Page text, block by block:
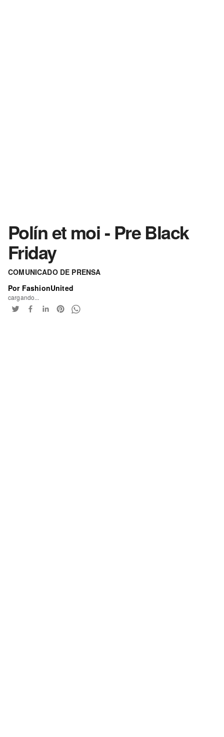
Polín et moi - Pre Black
Friday
COMUNICADO DE PRENSA
Por FashionUnited
cargando...